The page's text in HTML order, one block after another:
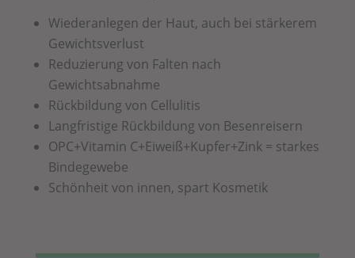
Wiederanlegen der Haut, auch bei stärkerem
Gewichtsverlust
Reduzierung von Falten nach
Gewichtsabnahme
Rückbildung von Cellulitis
Langfristige Rückbildung von Besenreisern
OPC+Vitamin C+Eiweiß+Kupfer+Zink = starkes
Bindegewebe
Schönheit von innen, spart Kosmetik